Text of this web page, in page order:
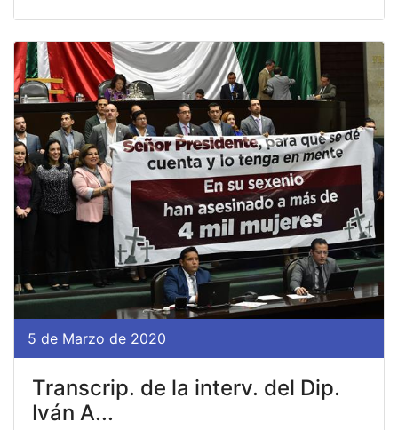
5 de Marzo de 2020
Transcrip. de la interv. del Dip.
Iván A...